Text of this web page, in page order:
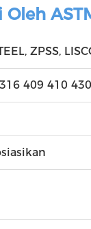
ZPSS,
409 410 430